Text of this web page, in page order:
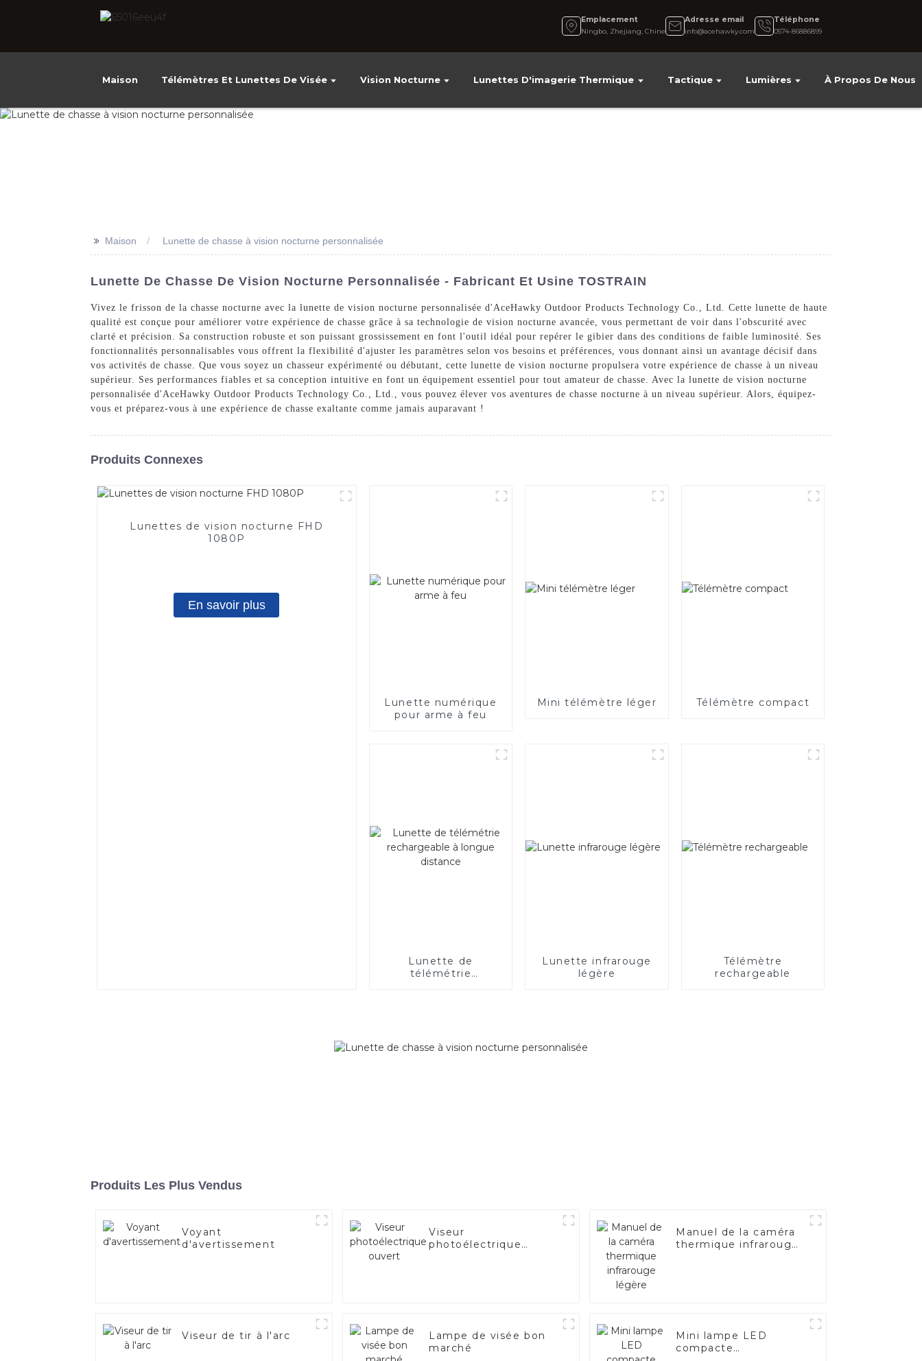
Emplacement
Ningbo, Zhejiang, Chine
Adresse email
info@acehawky.com
Téléphone
0574-86886899
Maison Télémètres Et Lunettes De Visée Vision Nocturne Lunettes D'imagerie Thermique Tactique Lumières À Propos De Nous
>> Maison Lunette de chasse à vision nocturne personnalisée
Lunette De Chasse De Vision Nocturne Personnalisée - Fabricant Et Usine TOSTRAIN
Vivez le frisson de la chasse nocturne avec la lunette de vision nocturne personnalisée d'AceHawky Outdoor Products Technology Co., Ltd. Cette lunette de haute
qualité est conçue pour améliorer votre expérience de chasse grâce à sa technologie de vision nocturne avancée, vous permettant de voir dans l'obscurité avec
clarté et précision. Sa construction robuste et son puissant grossissement en font l'outil idéal pour repérer le gibier dans des conditions de faible luminosité. Ses
fonctionnalités personnalisables vous offrent la flexibilité d'ajuster les paramètres selon vos besoins et préférences, vous donnant ainsi un avantage décisif dans
vos activités de chasse. Que vous soyez un chasseur expérimenté ou débutant, cette lunette de vision nocturne propulsera votre expérience de chasse à un niveau
supérieur. Ses performances fiables et sa conception intuitive en font un équipement essentiel pour tout amateur de chasse. Avec la lunette de vision nocturne
personnalisée d'AceHawky Outdoor Products Technology Co., Ltd., vous pouvez élever vos aventures de chasse nocturne à un niveau supérieur. Alors, équipez-
vous et préparez-vous à une expérience de chasse exaltante comme jamais auparavant !
Produits Connexes
Lunettes de vision nocturne FHD
1080P
En savoir plus
Lunette numérique
pour arme à feu
Mini télémètre léger Télémètre compact
Lunette de
télémétrie
Lunette infrarouge
légère
Télémètre
rechargeable
Produits Les Plus Vendus
Voyant
d'avertissement
Viseur
photoélectrique
Manuel de la caméra
thermique infrarouge
Viseur de tir à l'arc
Lampe de visée bon
marché
Mini lampe LED
compacte